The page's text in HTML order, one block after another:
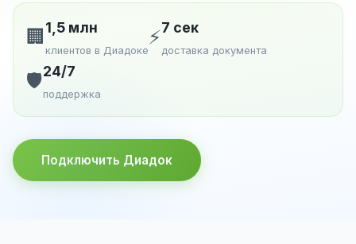
🏢 1,5 млн
клиентов в Диадоке
⚡7 сек
доставка документа
🛡️24/7
поддержка
Подключить Диадок